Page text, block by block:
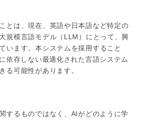
とは、現在、英語や日本語など特定の
規模言語モデル（LLM）にとって、興
います。本システムを採用すること
依存しない最適化された言語システム
る可能性があります。
するものではなく、AIがどのように学